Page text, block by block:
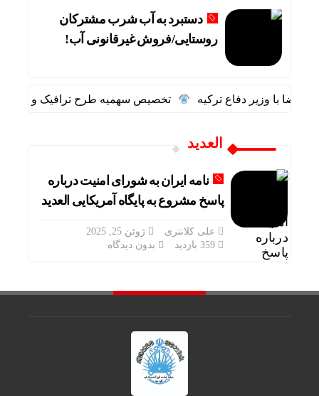
دستبرد به آب شرب مشترکان
روستایی/فروش غیرقانونی آب!
با وزیر دفاع ترکیه تخصیص سهمیه طرح ترافیک و
العدید
نامه ایران به شورای امنیت درباره
پاسخ مشروع به پایگاه آمریکایی العدید
علی کلانتری
ژوئن 25, 2025
بدون دیدگاه